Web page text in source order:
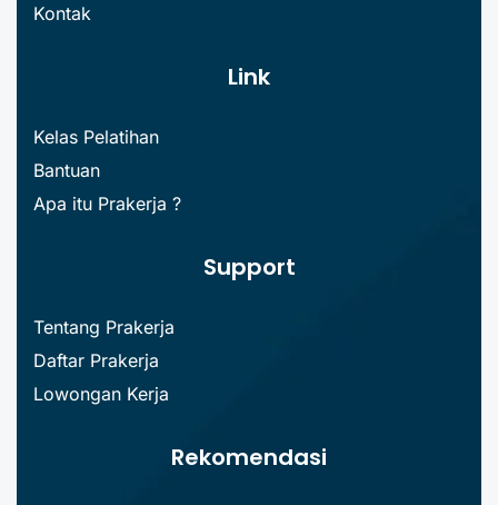
Kontak
Link
Kelas Pelatihan
Bantuan
Apa itu Prakerja ?
Support
Tentang Prakerja
Daftar Prakerja
Lowongan Kerja
Rekomendasi